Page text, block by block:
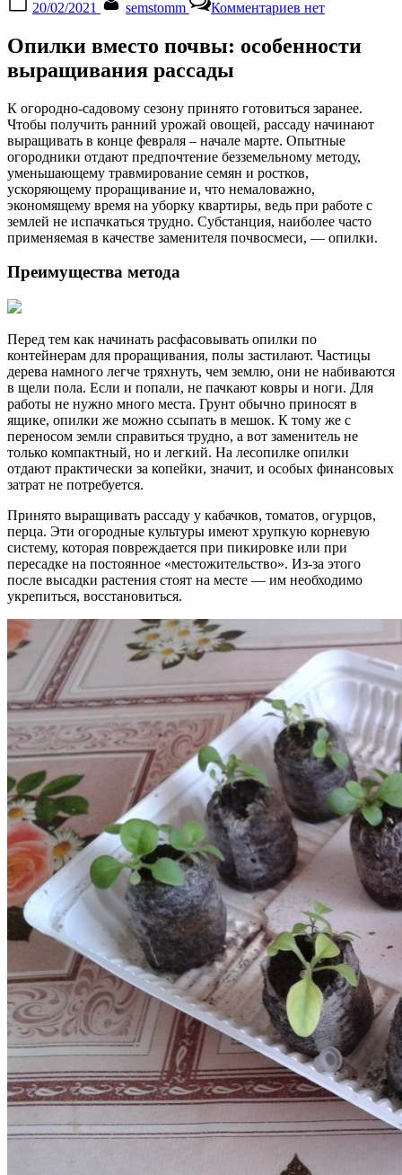
on
20/02/2021 semstomm Комментариевзаписи
выращивать
плюсы
и
советы
нет
Опилки вместо почвы: особенности
выращивания рассады
К огородно-садовому сезону принято готовиться заранее.
Чтобы получить ранний урожай овощей, рассаду начинают
выращивать в конце февраля – начале марте. Опытные
огородники отдают предпочтение безземельному методу,
уменьшающему травмирование семян и ростков,
ускоряющему проращивание и, что немаловажно,
экономящему время на уборку квартиры, ведь при работе с
землей не испачкаться трудно. Субстанция, наиболее часто
применяемая в качестве заменителя почвосмеси, — опилки.
Преимущества метода
Перед тем как начинать расфасовывать опилки по
контейнерам для проращивания, полы застилают. Частицы
дерева намного легче тряхнуть, чем землю, они не набиваются
в щели пола. Если и попали, не пачкают ковры и ноги. Для
работы не нужно много места. Грунт обычно приносят в
ящике, опилки же можно ссыпать в мешок. К тому же с
переносом земли справиться трудно, а вот заменитель не
только компактный, но и легкий. На лесопилке опилки
отдают практически за копейки, значит, и особых финансовых
затрат не потребуется.
Принято выращивать рассаду у кабачков, томатов, огурцов,
перца. Эти огородные культуры имеют хрупкую корневую
систему, которая повреждается при пикировке или при
пересадке на постоянное «местожительство». Из-за этого
после высадки растения стоят на месте — им необходимо
укрепиться, восстановиться.